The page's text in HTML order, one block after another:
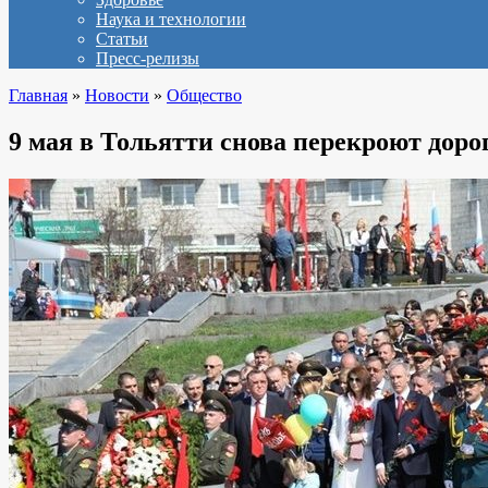
Наука и технологии
Статьи
Пресс-релизы
Главная » Новости » Общество
​9 мая в Тольятти снова перекроют